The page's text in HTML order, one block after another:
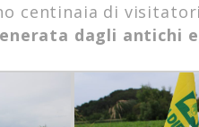
centinaia di
dagli antichi